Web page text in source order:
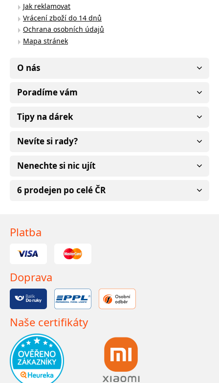
Jak reklamovat
Vrácení zboží do 14 dnů
Ochrana osobních údajů
Mapa stránek
O nás
Poradíme vám
Tipy na dárek
Nevíte si rady?
Nenechte si nic ujít
6 prodejen po celé ČR
Platba
Doprava
Naše certifikáty